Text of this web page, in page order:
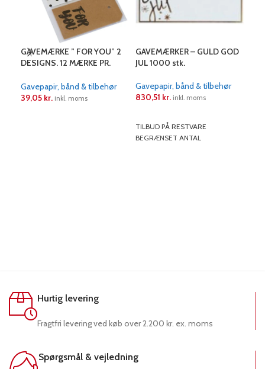
GAVEMÆRKE ” FOR YOU” 2
DESIGNS. 12 MÆRKE PR.
Gavepapir, bånd & tilbehør
39,05 kr. inkl. moms
GAVEMÆRKER – GULD GOD
JUL 1000 stk.
Gavepapir, bånd & tilbehør
830,51 kr. inkl. moms
TILBUD PÅ RESTVARE
BEGRÆNSET ANTAL
Hurtig levering
Fragtfri levering ved køb over 2.200 kr. ex. moms
Spørgsmål & vejledning